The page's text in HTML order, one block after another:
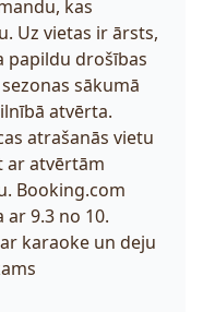
kas
Uz vietas ir ārsts,
papildu drošības
sākumā
atvērta.
atrašanās vietu
ar atvērtām
Booking.com
9.3 no 10.
karaoke un deju